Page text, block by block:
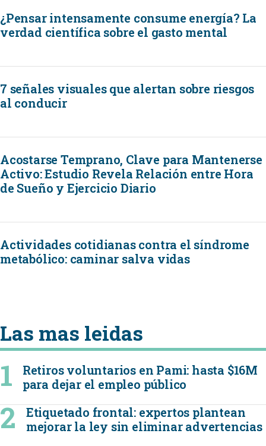
¿Pensar intensamente consume energía? La
verdad científica sobre el gasto mental
7 señales visuales que alertan sobre riesgos
al conducir
Acostarse Temprano, Clave para Mantenerse
Activo: Estudio Revela Relación entre Hora
de Sueño y Ejercicio Diario
Actividades cotidianas contra el síndrome
metabólico: caminar salva vidas
Las mas leidas
Retiros voluntarios en Pami: hasta $16M
para dejar el empleo público
Etiquetado frontal: expertos plantean
mejorar la ley sin eliminar advertencias